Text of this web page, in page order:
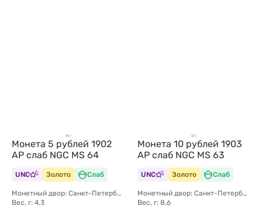
Монета 5 рублей 1902
АР слаб NGC MS 64
UNC Золото Слаб
Монетный двор: Санкт-Петербургский монетный двор
Вес, г: 4,3
Монета 10 рублей 1903
АР слаб NGC MS 63
UNC Золото Слаб
Монетный двор: Санкт-Петербургский монетный двор
Вес, г: 8,6